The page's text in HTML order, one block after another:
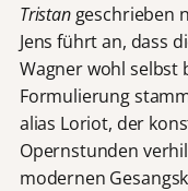
Tristangeschrieben
Jens führt an, dass
Wagner wohl selbst
Formulierung
alias Loriot, der
Opernstunden
modernen